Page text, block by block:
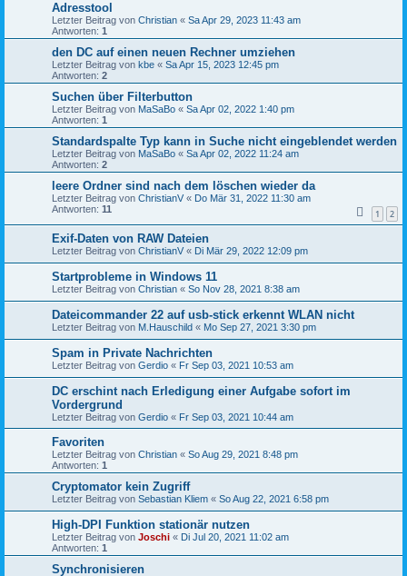
Adresstool
Letzter Beitrag von Christian « Sa Apr 29, 2023 11:43 am
Antworten: 1
den DC auf einen neuen Rechner umziehen
Letzter Beitrag von kbe « Sa Apr 15, 2023 12:45 pm
Antworten: 2
Suchen über Filterbutton
Letzter Beitrag von MaSaBo « Sa Apr 02, 2022 1:40 pm
Antworten: 1
Standardspalte Typ kann in Suche nicht eingeblendet werden
Letzter Beitrag von MaSaBo « Sa Apr 02, 2022 11:24 am
Antworten: 2
leere Ordner sind nach dem löschen wieder da
Letzter Beitrag von ChristianV « Do Mär 31, 2022 11:30 am
Antworten: 11 1 2
Exif-Daten von RAW Dateien
Letzter Beitrag von ChristianV « Di Mär 29, 2022 12:09 pm
Startprobleme in Windows 11
Letzter Beitrag von Christian « So Nov 28, 2021 8:38 am
Dateicommander 22 auf usb-stick erkennt WLAN nicht
Letzter Beitrag von M.Hauschild « Mo Sep 27, 2021 3:30 pm
Spam in Private Nachrichten
Letzter Beitrag von Gerdio « Fr Sep 03, 2021 10:53 am
DC erschint nach Erledigung einer Aufgabe sofort im
Vordergrund
Letzter Beitrag von Gerdio « Fr Sep 03, 2021 10:44 am
Favoriten
Letzter Beitrag von Christian « So Aug 29, 2021 8:48 pm
Antworten: 1
Cryptomator kein Zugriff
Letzter Beitrag von Sebastian Kliem « So Aug 22, 2021 6:58 pm
High-DPI Funktion stationär nutzen
Letzter Beitrag von Joschi « Di Jul 20, 2021 11:02 am
Antworten: 1
Synchronisieren